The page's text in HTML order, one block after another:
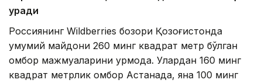
қуради
Россиянинг Wildberries бозори Қозоғистонда
умумий майдони 260 минг квадрат метр бўлган
омбор мажмуаларини қурмоқда. Улардан 160 минг
квадрат метрлик омбор Астанада, яна 100 минг